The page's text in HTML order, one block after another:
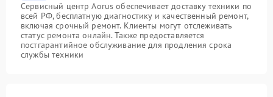
Сервисный центр Aorus обеспечивает доставку техники по
всей РФ, бесплатную диагностику и качественный ремонт,
включая срочный ремонт. Клиенты могут отслеживать
статус ремонта онлайн. Также предоставляется
постгарантийное обслуживание для продления срока
службы техники